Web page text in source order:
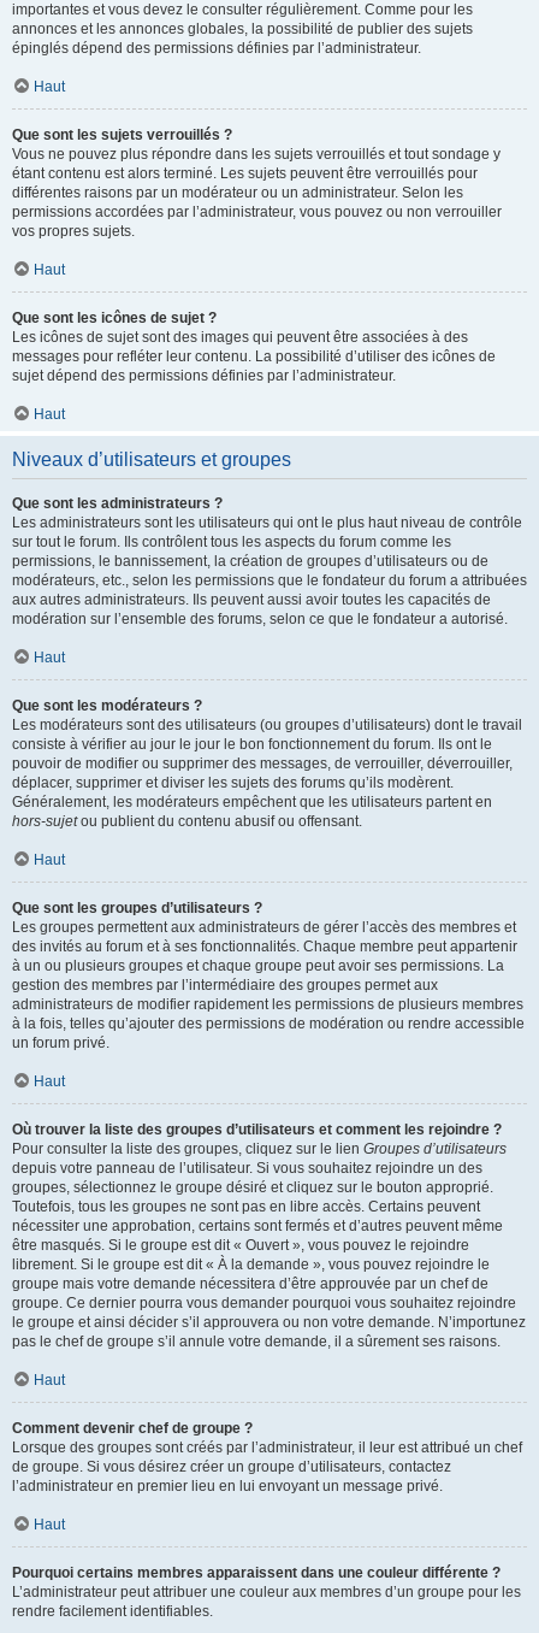
importantes et vous devez le consulter régulièrement. Comme pour les
annonces et les annonces globales, la possibilité de publier des sujets
épinglés dépend des permissions définies par l’administrateur.
Haut
Que sont les sujets verrouillés ?
Vous ne pouvez plus répondre dans les sujets verrouillés et tout sondage y
étant contenu est alors terminé. Les sujets peuvent être verrouillés pour
différentes raisons par un modérateur ou un administrateur. Selon les
permissions accordées par l’administrateur, vous pouvez ou non verrouiller
vos propres sujets.
Haut
Que sont les icônes de sujet ?
Les icônes de sujet sont des images qui peuvent être associées à des
messages pour refléter leur contenu. La possibilité d’utiliser des icônes de
sujet dépend des permissions définies par l’administrateur.
Haut
Niveaux d’utilisateurs et groupes
Que sont les administrateurs ?
Les administrateurs sont les utilisateurs qui ont le plus haut niveau de contrôle
sur tout le forum. Ils contrôlent tous les aspects du forum comme les
permissions, le bannissement, la création de groupes d’utilisateurs ou de
modérateurs, etc., selon les permissions que le fondateur du forum a attribuées
aux autres administrateurs. Ils peuvent aussi avoir toutes les capacités de
modération sur l’ensemble des forums, selon ce que le fondateur a autorisé.
Haut
Que sont les modérateurs ?
Les modérateurs sont des utilisateurs (ou groupes d’utilisateurs) dont le travail
consiste à vérifier au jour le jour le bon fonctionnement du forum. Ils ont le
pouvoir de modifier ou supprimer des messages, de verrouiller, déverrouiller,
déplacer, supprimer et diviser les sujets des forums qu’ils modèrent.
Généralement, les modérateurs empêchent que les utilisateurs partent en
hors-sujetou publient du contenu abusif ou offensant.
Haut
Que sont les groupes d’utilisateurs ?
Les groupes permettent aux administrateurs de gérer l’accès des membres et
des invités au forum et à ses fonctionnalités. Chaque membre peut appartenir
à un ou plusieurs groupes et chaque groupe peut avoir ses permissions. La
gestion des membres par l’intermédiaire des groupes permet aux
administrateurs de modifier rapidement les permissions de plusieurs membres
à la fois, telles qu’ajouter des permissions de modération ou rendre accessible
un forum privé.
Haut
Où trouver la liste des groupes d’utilisateurs et comment les rejoindre ?
Pour consulter la liste des groupes, cliquez sur le lien Groupes d’utilisateurs
depuis votre panneau de l’utilisateur. Si vous souhaitez rejoindre un des
groupes, sélectionnez le groupe désiré et cliquez sur le bouton approprié.
Toutefois, tous les groupes ne sont pas en libre accès. Certains peuvent
nécessiter une approbation, certains sont fermés et d’autres peuvent même
être masqués. Si le groupe est dit « Ouvert », vous pouvez le rejoindre
librement. Si le groupe est dit « À la demande », vous pouvez rejoindre le
groupe mais votre demande nécessitera d’être approuvée par un chef de
groupe. Ce dernier pourra vous demander pourquoi vous souhaitez rejoindre
le groupe et ainsi décider s’il approuvera ou non votre demande. N’importunez
pas le chef de groupe s’il annule votre demande, il a sûrement ses raisons.
Haut
Comment devenir chef de groupe ?
Lorsque des groupes sont créés par l’administrateur, il leur est attribué un chef
de groupe. Si vous désirez créer un groupe d’utilisateurs, contactez
l’administrateur en premier lieu en lui envoyant un message privé.
Haut
Pourquoi certains membres apparaissent dans une couleur différente ?
L’administrateur peut attribuer une couleur aux membres d’un groupe pour les
rendre facilement identifiables.